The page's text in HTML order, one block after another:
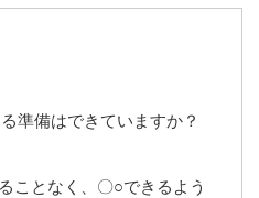
準備はできていますか？
ことなく、〇○できるよう